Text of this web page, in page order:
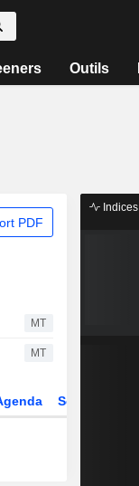
Outils
PDF
MT
MT
Secteur
Indices